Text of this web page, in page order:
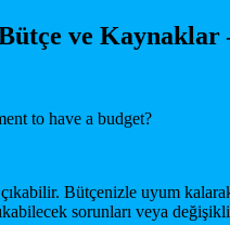
ve Kaynaklar
Bütçenizle uyum
sorunları veya